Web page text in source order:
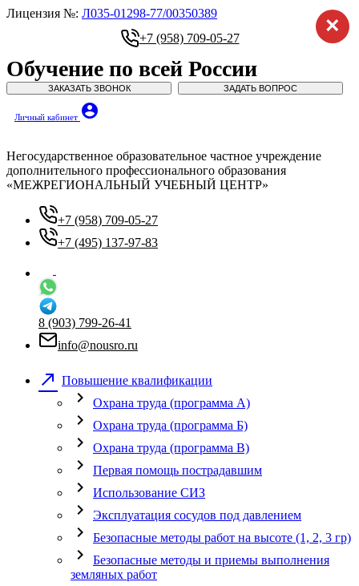
Лицензия №: Л035-01298-77/00350389
+7 (958) 709-05-27
Обучение по всей России
ЗАКАЗАТЬ ЗВОНОК ЗАДАТЬ ВОПРОС
Личный кабинет account_circle
Негосударственное образовательное частное учреждение
дополнительного профессионального образования
«МЕЖРЕГИОНАЛЬНЫЙ УЧЕБНЫЙ ЦЕНТР»
+7 (958) 709-05-27
+7 (495) 137-97-83
8 (903) 799-26-41
info@nousro.ru
call_made Повышение квалификации
chevron_right Охрана труда (программа А)
chevron_right Охрана труда (программа Б)
chevron_right Охрана труда (программа В)
chevron_right Первая помощь пострадавшим
chevron_right Использование СИЗ
chevron_right Эксплуатация сосудов под давлением
chevron_right Безопасные методы работ на высоте (1, 2, 3 гр)
chevron_right
Безопасные методы и приемы выполнения
земляных работ
×